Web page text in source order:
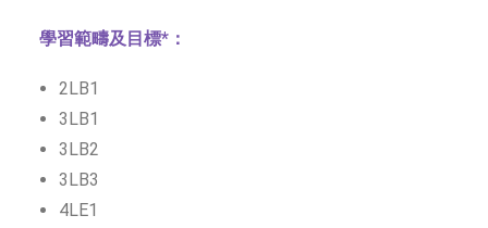
學習範疇及目標*：
2LB1
3LB1
3LB2
3LB3
4LE1